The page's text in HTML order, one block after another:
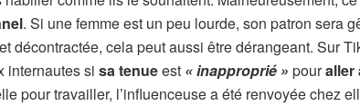
. Si une femme est un peu lourde, son patron sera
décontractée, cela peut aussi être dérangeant. Sur
internautes si sa tenueest « inapproprié » pouraller
pour travailler, l’influenceuse a été renvoyée chez